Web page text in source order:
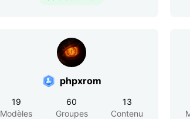
phpxrom
19
Modèles
60
Groupes
13
Contenu